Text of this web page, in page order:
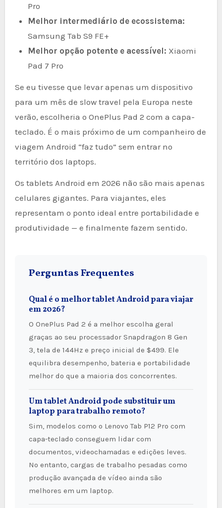
Pro
Melhor intermediário de ecossistema:
Samsung Tab S9 FE+
Melhor opção potente e acessível: Xiaomi
Pad 7 Pro
Se eu tivesse que levar apenas um dispositivo
para um mês de slow travel pela Europa neste
verão, escolheria o OnePlus Pad 2 com a capa-
teclado. É o mais próximo de um companheiro de
viagem Android “faz tudo” sem entrar no
território dos laptops.
Os tablets Android em 2026 não são mais apenas
celulares gigantes. Para viajantes, eles
representam o ponto ideal entre portabilidade e
produtividade — e finalmente fazem sentido.
Perguntas Frequentes
Qual é o melhor tablet Android para viajar
em 2026?
O OnePlus Pad 2 é a melhor escolha geral
graças ao seu processador Snapdragon 8 Gen
3, tela de 144Hz e preço inicial de $499. Ele
equilibra desempenho, bateria e portabilidade
melhor do que a maioria dos concorrentes.
Um tablet Android pode substituir um
laptop para trabalho remoto?
Sim, modelos como o Lenovo Tab P12 Pro com
capa-teclado conseguem lidar com
documentos, videochamadas e edições leves.
No entanto, cargas de trabalho pesadas como
produção avançada de vídeo ainda são
melhores em um laptop.